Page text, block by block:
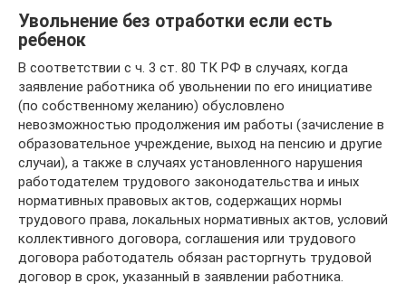
Увольнение без отработки если есть
ребенок
В соответствии с ч. 3 ст. 80 ТК РФ в случаях, когда
заявление работника об увольнении по его инициативе
(по собственному желанию) обусловлено
невозможностью продолжения им работы (зачисление в
образовательное учреждение, выход на пенсию и другие
случаи), а также в случаях установленного нарушения
работодателем трудового законодательства и иных
нормативных правовых актов, содержащих нормы
трудового права, локальных нормативных актов, условий
коллективного договора, соглашения или трудового
договора работодатель обязан расторгнуть трудовой
договор в срок, указанный в заявлении работника.